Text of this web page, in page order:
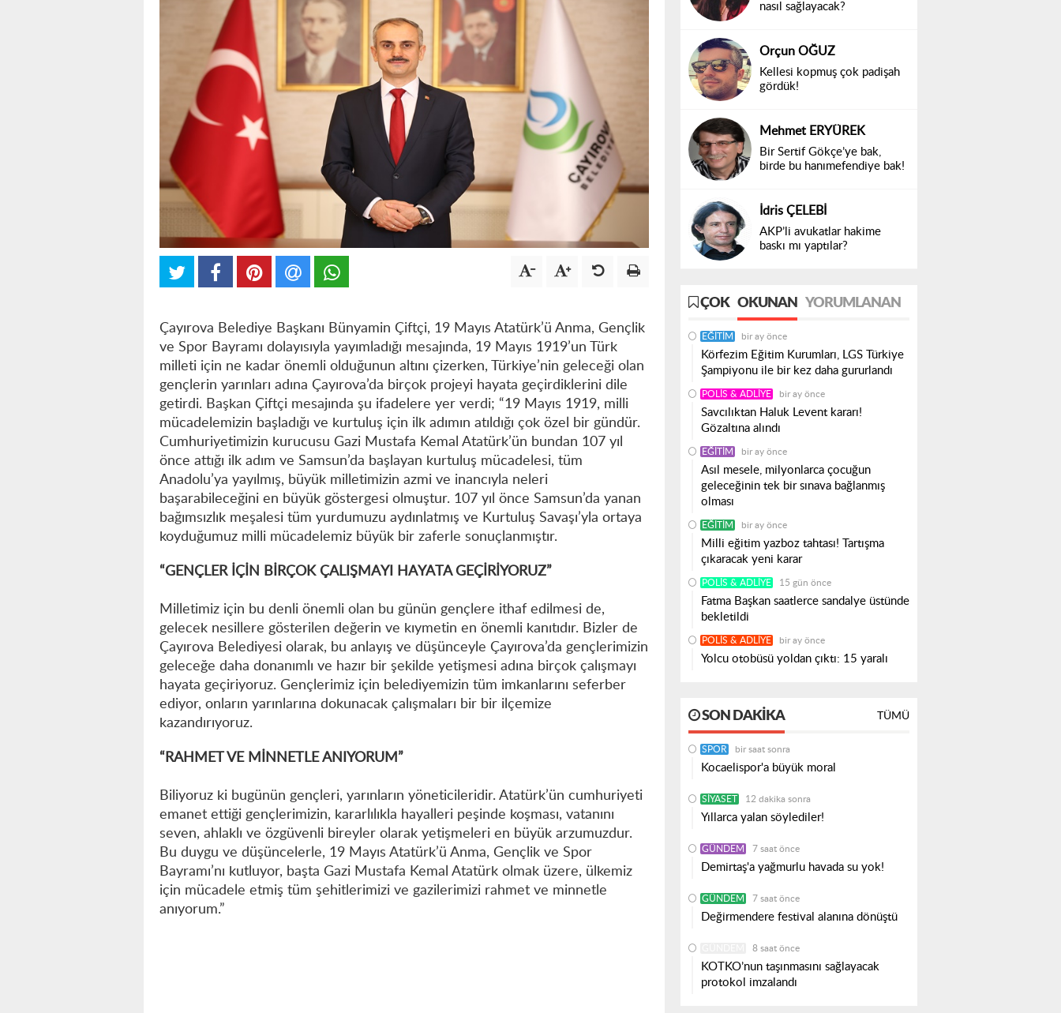
Çayırova Belediye Başkanı Bünyamin Çiftçi, 19 Mayıs Atatürk’ü Anma, Gençlik
ve Spor Bayramı dolayısıyla yayımladığı mesajında, 19 Mayıs 1919’un Türk
milleti için ne kadar önemli olduğunun altını çizerken, Türkiye’nin geleceği olan
gençlerin yarınları adına Çayırova’da birçok projeyi hayata geçirdiklerini dile
getirdi. Başkan Çiftçi mesajında şu ifadelere yer verdi; “19 Mayıs 1919, milli
mücadelemizin başladığı ve kurtuluş için ilk adımın atıldığı çok özel bir gündür.
Cumhuriyetimizin kurucusu Gazi Mustafa Kemal Atatürk’ün bundan 107 yıl
önce attığı ilk adım ve Samsun’da başlayan kurtuluş mücadelesi, tüm
Anadolu’ya yayılmış, büyük milletimizin azmi ve inancıyla neleri
başarabileceğini en büyük göstergesi olmuştur. 107 yıl önce Samsun’da yanan
bağımsızlık meşalesi tüm yurdumuzu aydınlatmış ve Kurtuluş Savaşı’yla ortaya
koyduğumuz milli mücadelemiz büyük bir zaferle sonuçlanmıştır.
“GENÇLER İÇİN BİRÇOK ÇALIŞMAYI HAYATA GEÇİRİYORUZ”
Milletimiz için bu denli önemli olan bu günün gençlere ithaf edilmesi de,
gelecek nesillere gösterilen değerin ve kıymetin en önemli kanıtıdır. Bizler de
Çayırova Belediyesi olarak, bu anlayış ve düşünceyle Çayırova’da gençlerimizin
geleceğe daha donanımlı ve hazır bir şekilde yetişmesi adına birçok çalışmayı
hayata geçiriyoruz. Gençlerimiz için belediyemizin tüm imkanlarını seferber
ediyor, onların yarınlarına dokunacak çalışmaları bir bir ilçemize
kazandırıyoruz.
“RAHMET VE MİNNETLE ANIYORUM”
Biliyoruz ki bugünün gençleri, yarınların yöneticileridir. Atatürk’ün cumhuriyeti
emanet ettiği gençlerimizin, kararlılıkla hayalleri peşinde koşması, vatanını
seven, ahlaklı ve özgüvenli bireyler olarak yetişmeleri en büyük arzumuzdur.
Bu duygu ve düşüncelerle, 19 Mayıs Atatürk’ü Anma, Gençlik ve Spor
Bayramı’nı kutluyor, başta Gazi Mustafa Kemal Atatürk olmak üzere, ülkemiz
için mücadele etmiş tüm şehitlerimizi ve gazilerimizi rahmet ve minnetle
anıyorum.”
nasıl sağlayacak?
Orçun OĞUZ
Kellesi kopmuş çok padişah
gördük!
Mehmet ERYÜREK
Bir Sertif Gökçe’ye bak,
birde bu hanımefendiye bak!
İdris ÇELEBİ
AKP’li avukatlar hakime
baskı mı yaptılar?
ÇOK OKUNAN YORUMLANAN
EĞITIM bir ay önce
Körfezim Eğitim Kurumları, LGS Türkiye
Şampiyonu ile bir kez daha gururlandı
POLIS & ADLIYE bir ay önce
Savcılıktan Haluk Levent kararı!
Gözaltına alındı
EĞITIM bir ay önce
Asıl mesele, milyonlarca çocuğun
geleceğinin tek bir sınava bağlanmış
olması
EĞITIM bir ay önce
Milli eğitim yazboz tahtası! Tartışma
çıkaracak yeni karar
POLIS & ADLIYE 15 gün önce
Fatma Başkan saatlerce sandalye üstünde
bekletildi
POLIS & ADLIYE bir ay önce
Yolcu otobüsü yoldan çıktı: 15 yaralı
SON DAKIKA TÜMÜ
SPOR bir saat sonra
Kocaelispor'a büyük moral
SIYASET 12 dakika sonra
Yıllarca yalan söylediler!
GÜNDEM 7 saat önce
Demirtaş'a yağmurlu havada su yok!
GÜNDEM 7 saat önce
Değirmendere festival alanına dönüştü
8 saat önce
KOTKO’nun taşınmasını sağlayacak
protokol imzalandı